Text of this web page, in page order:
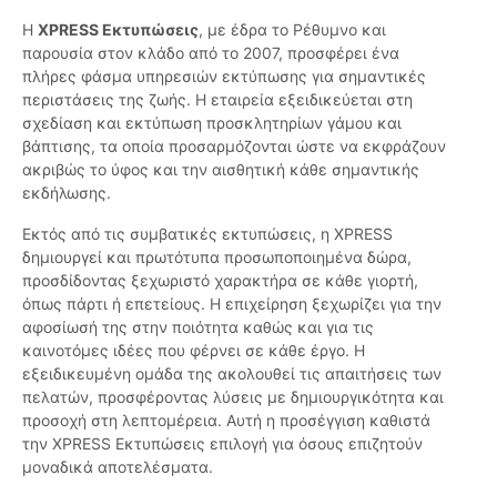
Η XPRESS Εκτυπώσεις, με έδρα το Ρέθυμνο και
παρουσία στον κλάδο από το 2007, προσφέρει ένα
πλήρες φάσμα υπηρεσιών εκτύπωσης για σημαντικές
περιστάσεις της ζωής. Η εταιρεία εξειδικεύεται στη
σχεδίαση και εκτύπωση προσκλητηρίων γάμου και
βάπτισης, τα οποία προσαρμόζονται ώστε να εκφράζουν
ακριβώς το ύφος και την αισθητική κάθε σημαντικής
εκδήλωσης.
Εκτός από τις συμβατικές εκτυπώσεις, η XPRESS
δημιουργεί και πρωτότυπα προσωποποιημένα δώρα,
προσδίδοντας ξεχωριστό χαρακτήρα σε κάθε γιορτή,
όπως πάρτι ή επετείους. Η επιχείρηση ξεχωρίζει για την
αφοσίωσή της στην ποιότητα καθώς και για τις
καινοτόμες ιδέες που φέρνει σε κάθε έργο. Η
εξειδικευμένη ομάδα της ακολουθεί τις απαιτήσεις των
πελατών, προσφέροντας λύσεις με δημιουργικότητα και
προσοχή στη λεπτομέρεια. Αυτή η προσέγγιση καθιστά
την XPRESS Εκτυπώσεις επιλογή για όσους επιζητούν
μοναδικά αποτελέσματα.